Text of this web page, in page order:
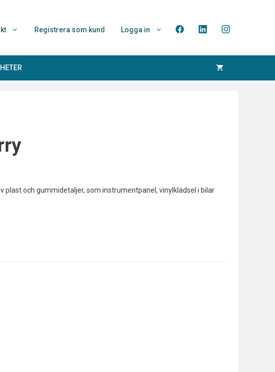
Registrera som kund Logga in
plast och gummidetaljer, som instrumentpanel, vinylklädsel i bilar